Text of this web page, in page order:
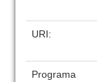
URI:
Programa